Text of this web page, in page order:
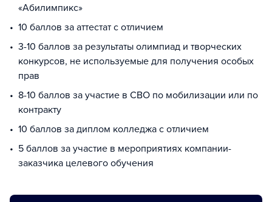
«Абилимпикс»
10 баллов за аттестат с отличием
3-10 баллов за результаты олимпиад и творческих
конкурсов, не используемые для получения особых
прав
8-10 баллов за участие в СВО по мобилизации или по
контракту
10 баллов за диплом колледжа с отличием
5 баллов за участие в мероприятиях компании-
заказчика целевого обучения